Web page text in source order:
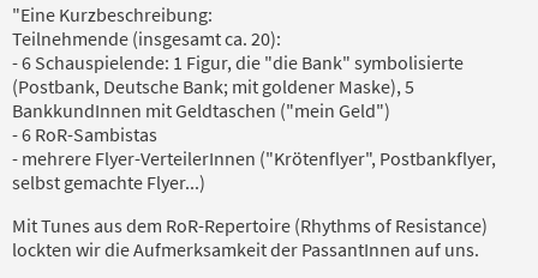
"Eine Kurzbeschreibung:
Teilnehmende (insgesamt ca. 20):
- 6 Schauspielende: 1 Figur, die "die Bank" symbolisierte
(Postbank, Deutsche Bank; mit goldener Maske), 5
BankkundInnen mit Geldtaschen ("mein Geld")
- 6 RoR-Sambistas
- mehrere Flyer-VerteilerInnen ("Krötenflyer", Postbankflyer,
selbst gemachte Flyer...)
Mit Tunes aus dem RoR-Repertoire (Rhythms of Resistance)
lockten wir die Aufmerksamkeit der PassantInnen auf uns.